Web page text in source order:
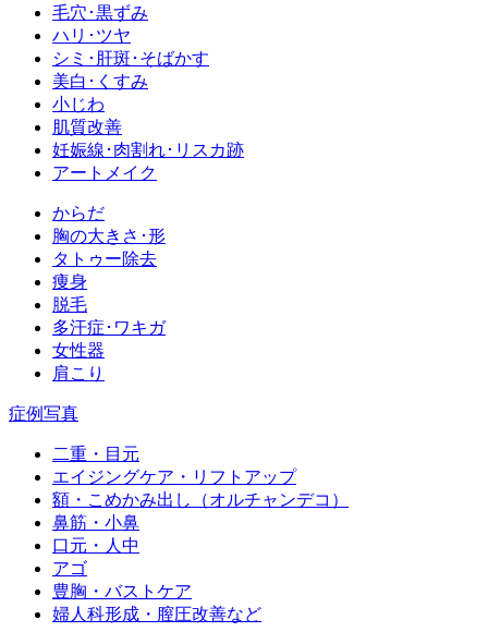
毛穴･黒ずみ
ハリ･ツヤ
シミ･肝斑･そばかす
美白･くすみ
小じわ
肌質改善
妊娠線･肉割れ･リスカ跡
アートメイク
からだ
胸の大きさ･形
タトゥー除去
痩身
脱毛
多汗症･ワキガ
女性器
肩こり
症例写真
二重・目元
エイジングケア・リフトアップ
額・こめかみ出し（オルチャンデコ）
鼻筋・小鼻
口元・人中
アゴ
豊胸・バストケア
婦人科形成・膣圧改善など